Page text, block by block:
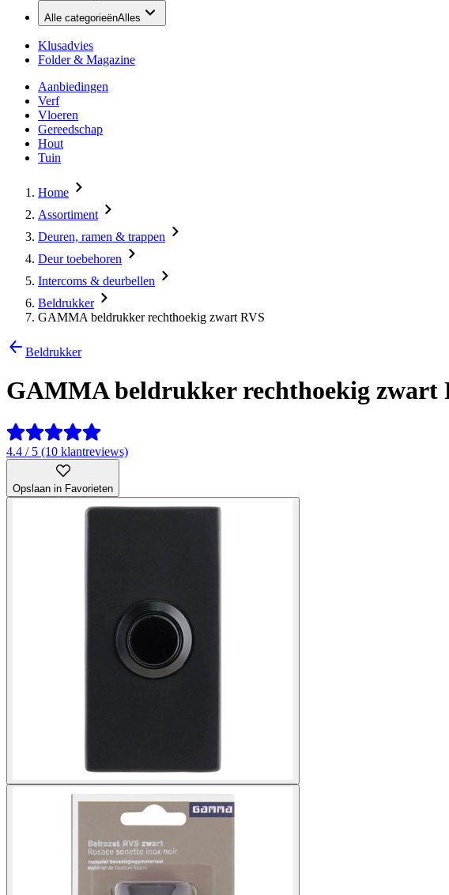
Alle categorieënAlles
Klusadvies
Folder & Magazine
Aanbiedingen
Verf
Vloeren
Gereedschap
Hout
Tuin
Home
Assortiment
Deuren, ramen & trappen
Deur toebehoren
Intercoms & deurbellen
Beldrukker
GAMMA beldrukker rechthoekig zwart RVS
Beldrukker
GAMMA beldrukker rechthoekig zwart
4.4 / 5 (10 klantreviews)
Opslaan in Favorieten